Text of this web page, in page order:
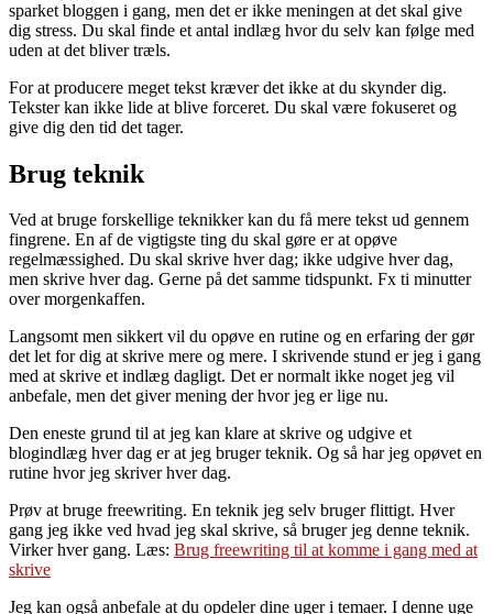
sparket bloggen i gang, men det er ikke meningen at det skal give
dig stress. Du skal finde et antal indlæg hvor du selv kan følge med
uden at det bliver træls.
For at producere meget tekst kræver det ikke at du skynder dig.
Tekster kan ikke lide at blive forceret. Du skal være fokuseret og
give dig den tid det tager.
Brug teknik
Ved at bruge forskellige teknikker kan du få mere tekst ud gennem
fingrene. En af de vigtigste ting du skal gøre er at opøve
regelmæssighed. Du skal skrive hver dag; ikke udgive hver dag,
men skrive hver dag. Gerne på det samme tidspunkt. Fx ti minutter
over morgenkaffen.
Langsomt men sikkert vil du opøve en rutine og en erfaring der gør
det let for dig at skrive mere og mere. I skrivende stund er jeg i gang
med at skrive et indlæg dagligt. Det er normalt ikke noget jeg vil
anbefale, men det giver mening der hvor jeg er lige nu.
Den eneste grund til at jeg kan klare at skrive og udgive et
blogindlæg hver dag er at jeg bruger teknik. Og så har jeg opøvet en
rutine hvor jeg skriver hver dag.
Prøv at bruge freewriting. En teknik jeg selv bruger flittigt. Hver
gang jeg ikke ved hvad jeg skal skrive, så bruger jeg denne teknik.
Virker hver gang. Læs: Brug freewriting til at komme i gang med at
skrive
Jeg kan også anbefale at du opdeler dine uger i temaer. I denne uge